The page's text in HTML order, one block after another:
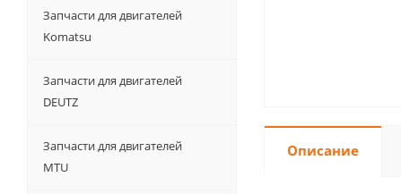
Описание
Запчасти для двигателей
Komatsu
Запчасти для двигателей
DEUTZ
Запчасти для двигателей
MTU